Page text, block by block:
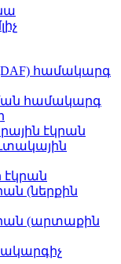
համակարգ
համակարգ
էկրան
էկրան
(ներքին
(արտաքին